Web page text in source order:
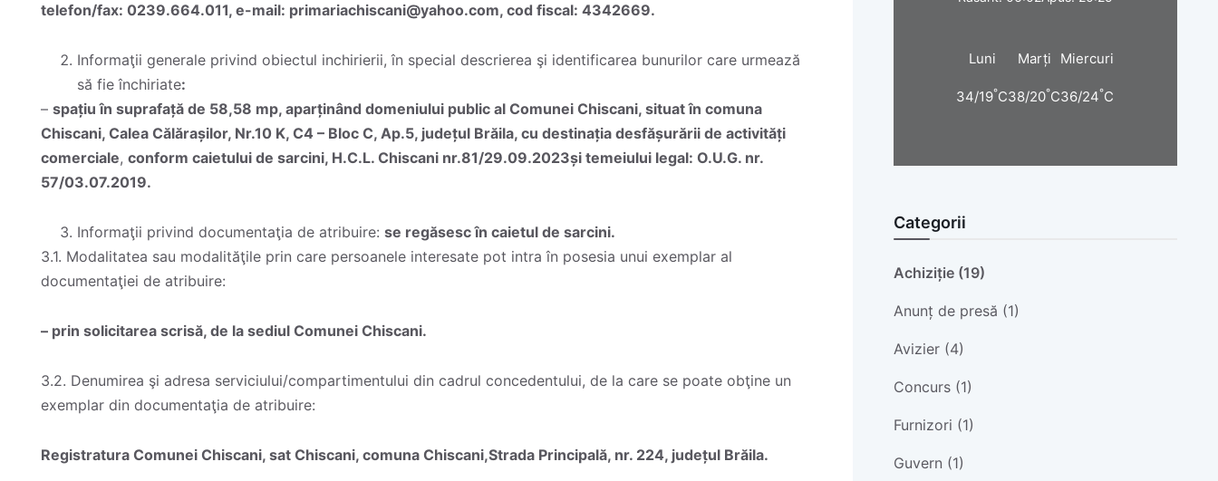
telefon/fax: 0239.664.011, e-mail: primariachiscani@yahoo.com, cod fiscal: 4342669.
Informaţii generale privind obiectul inchirierii, în special descrierea şi identificarea bunurilor care urmează
să fie închiriate:
– spațiu în suprafață de 58,58 mp, aparținând domeniului public al Comunei Chiscani, situat în comuna
Chiscani, Calea Călărașilor, Nr.10 K, C4 – Bloc C, Ap.5, județul Brăila, cu destinația desfășurării de activități
comerciale, conform caietului de sarcini, H.C.L. Chiscani nr.81/29.09.2023și temeiului legal: O.U.G. nr.
57/03.07.2019.
Informaţii privind documentaţia de atribuire: se regăsesc în caietul de sarcini.
3.1. Modalitatea sau modalităţile prin care persoanele interesate pot intra în posesia unui exemplar al
documentaţiei de atribuire:
– prin solicitarea scrisă, de la sediul Comunei Chiscani.
3.2. Denumirea şi adresa serviciului/compartimentului din cadrul concedentului, de la care se poate obţine un
exemplar din documentaţia de atribuire:
Registratura Comunei Chiscani, sat Chiscani, comuna Chiscani,Strada Principală, nr. 224, județul Brăila.
Luni
34/19°C
Marți
38/20°C
Miercuri
36/24°C
Categorii
Achiziție (19)
Anunț de presă (1)
Avizier (4)
Concurs (1)
Furnizori (1)
Guvern (1)